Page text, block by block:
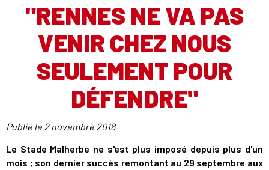
"RENNES NE VA PAS
VENIR CHEZ NOUS
SEULEMENT POUR
DÉFENDRE"
Publié le 2 novembre 2018
Le Stade Malherbe ne s'est plus imposé depuis plus d'un
mois ; son dernier succès remontant au 29 septembre aux